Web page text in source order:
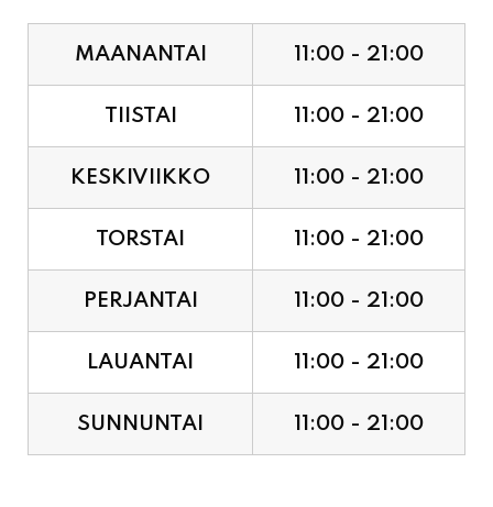
MAANANTAI 11:00 - 21:00
TIISTAI 11:00 - 21:00
KESKIVIIKKO 11:00 - 21:00
TORSTAI 11:00 - 21:00
PERJANTAI 11:00 - 21:00
LAUANTAI 11:00 - 21:00
SUNNUNTAI 11:00 - 21:00